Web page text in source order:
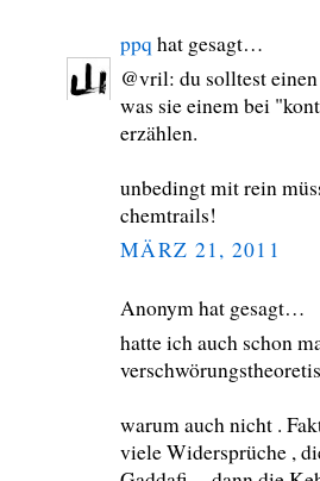
ppq hat gesagt…
@vril: du solltest
was sie einem bei
erzählen.
unbedingt mit rein
chemtrails!
MÄRZ 21, 2011
Anonym hat gesagt…
hatte ich auch schon
warum auch nicht .
viele Widersprüche ,